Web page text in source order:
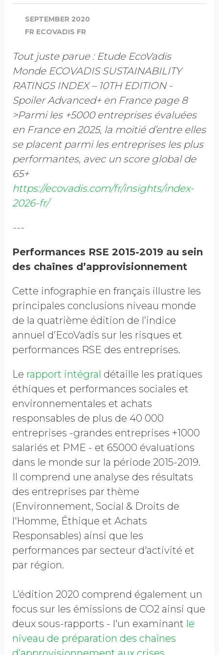
SEPTEMBER 2020
FR ECOVADIS FR
Tout juste parue : Etude EcoVadis
Monde ECOVADIS SUSTAINABILITY
RATINGS INDEX – 10TH EDITION -
Spoiler Advanced+ en France page 8
>Parmi les +5000 entreprises évaluées
en France en 2025, la moitié d’entre elles
se placent parmi les entreprises les plus
performantes, avec un score global de
65+
https://ecovadis.com/fr/insights/index-
2026-fr/
---
Performances RSE 2015-2019 au sein
des chaînes d’approvisionnement
Cette infographie en français illustre les
principales conclusions niveau monde
de la quatrième édition de l’indice
annuel d’EcoVadis sur les risques et
performances RSE des entreprises.
Le rapport intégral détaille les pratiques
éthiques et performances sociales et
environnementales et achats
responsables de plus de 40 000
entreprises -grandes entreprises +1000
salariés et PME - et 65000 évaluations
dans le monde sur la période 2015-2019.
Il comprend une analyse des résultats
des entreprises par thème
(Environnement, Social & Droits de
l'Homme, Éthique et Achats
Responsables) ainsi que les
performances par secteur d'activité et
par région.
L’édition 2020 comprend également un
focus sur les émissions de CO2 ainsi que
deux sous-rapports - l'un examinant le
niveau de préparation des chaînes